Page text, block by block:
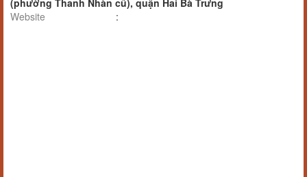
(phường Thanh Nhàn cũ), quận Hai Bà Trưng
Website
: